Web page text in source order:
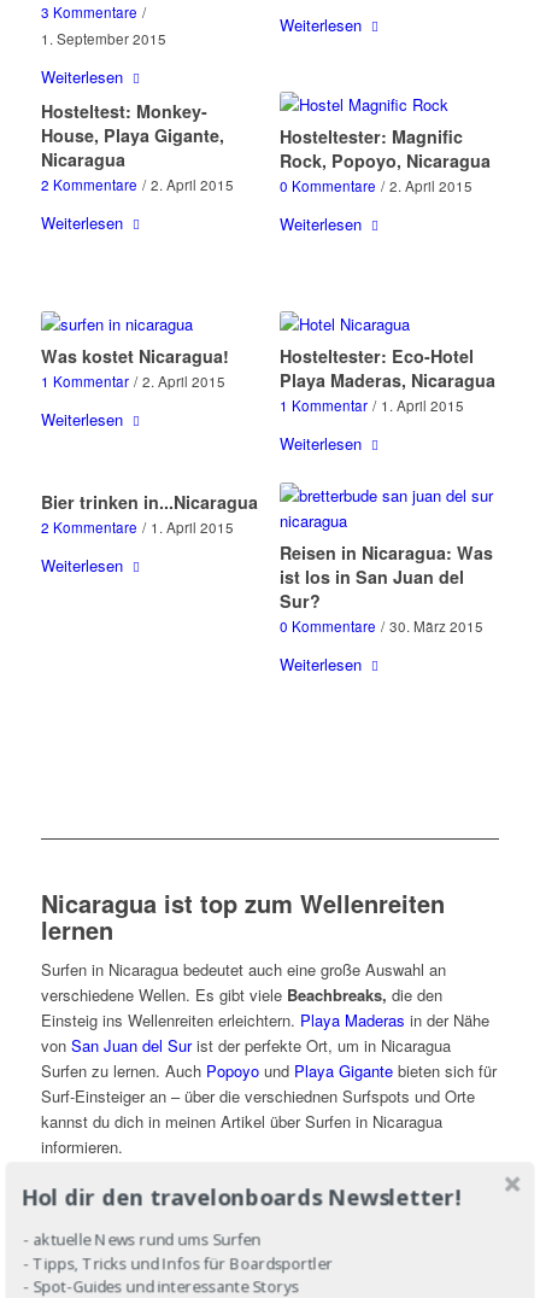
3 Kommentare /
1. September 2015
Weiterlesen
Weiterlesen
Hosteltest: Monkey-
House, Playa Gigante,
Nicaragua
2 Kommentare / 2. April 2015
Weiterlesen
Hosteltester: Magnific
Rock, Popoyo, Nicaragua
0 Kommentare / 2. April 2015
Weiterlesen
Was kostet Nicaragua!
1 Kommentar / 2. April 2015
Weiterlesen
Hosteltester: Eco-Hotel
Playa Maderas, Nicaragua
1 Kommentar / 1. April 2015
Weiterlesen
Bier trinken in...Nicaragua
2 Kommentare / 1. April 2015
Weiterlesen
Reisen in Nicaragua: Was
ist los in San Juan del
Sur?
0 Kommentare / 30. März 2015
Weiterlesen
Nicaragua ist top zum Wellenreiten
lernen
Surfen in Nicaragua bedeutet auch eine große Auswahl an
verschiedene Wellen. Es gibt viele Beachbreaks, die den
Einsteig ins Wellenreiten erleichtern. Playa Maderas in der Nähe
von San Juan del Surist der perfekte Ort, um in Nicaragua
Surfen zu lernen. Auch Popoyound Playa Gigantebieten sich für
Surf-Einsteiger an – über die verschiednen Surfspots und Orte
kannst du dich in meinen Artikel über Surfen in Nicaragua
informieren.
Hol dir den travelonboards Newsletter!
- aktuelle News rund ums Surfen
- Tipps, Tricks und Infos für Boardsportler
- Spot-Guides und interessante Storys